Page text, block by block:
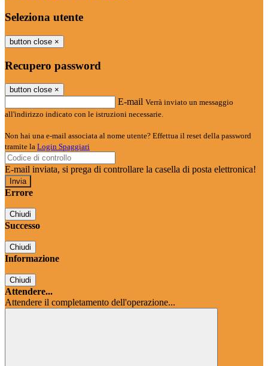
Seleziona utente
button close ×
Recupero password
button close ×
E-mail Verrà inviato un messaggio
all'indirizzo indicato con le istruzioni necessarie.
Non hai una e-mail associata al nome utente? Effettua il reset della password
tramite la Login Spaggiari
E-mail inviata, si prega di controllare la casella di posta elettronica!
Errore
Chiudi
Successo
Chiudi
Informazione
Chiudi
Attendere...
Attendere il completamento dell'operazione...